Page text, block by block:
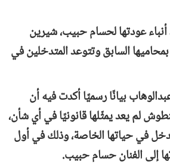
عودتها لحسام حبيب، شيرين
السابق وتتوعد المتدخلين في
بيانًا رسميًا أكدت فيه أن
لم يعد يمثّلها قانونيًا في أي شأن،
في حياتها الخاصة، وذلك في أول
إلى الفنان حسام حبيب.